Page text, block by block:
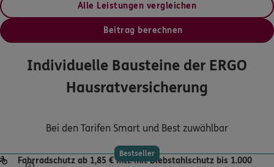
Alle Leistungen vergleichen
Beitrag berechnen
Individuelle Bausteine der ERGO
Hausratversicherung
Bei den Tarifen Smart und Best zuwählbar
Bestseller
Fahrradschutz ab 1,85 € mtl. mit Diebstahlschutz bis 1.000